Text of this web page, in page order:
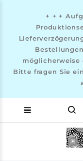
+ + +
möglicherweise
Bitte fragen Sie